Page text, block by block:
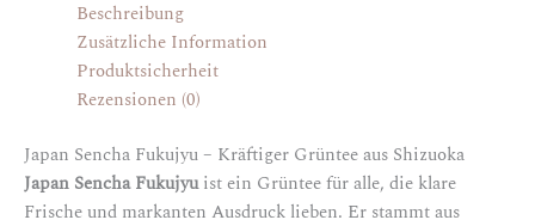
Beschreibung
Zusätzliche Information
Produktsicherheit
Rezensionen (0)
Japan Sencha Fukujyu – Kräftiger Grüntee aus Shizuoka
Japan Sencha Fukujyuist ein Grüntee für alle, die klare
Frische und markanten Ausdruck lieben. Er stammt aus